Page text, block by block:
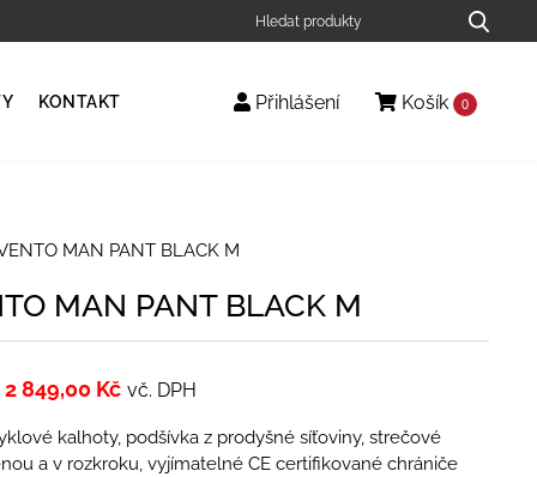
KONTAKT Přihlášení Košík 0
MAN PANT BLACK M
MAN PANT BLACK M
2 849,00 Kč vč. DPH
kalhoty, podšívka z prodyšné síťoviny, strečové
a v rozkroku, vyjímatelné CE certifikované chrániče